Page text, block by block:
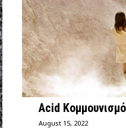
Acid
August 15, 2022